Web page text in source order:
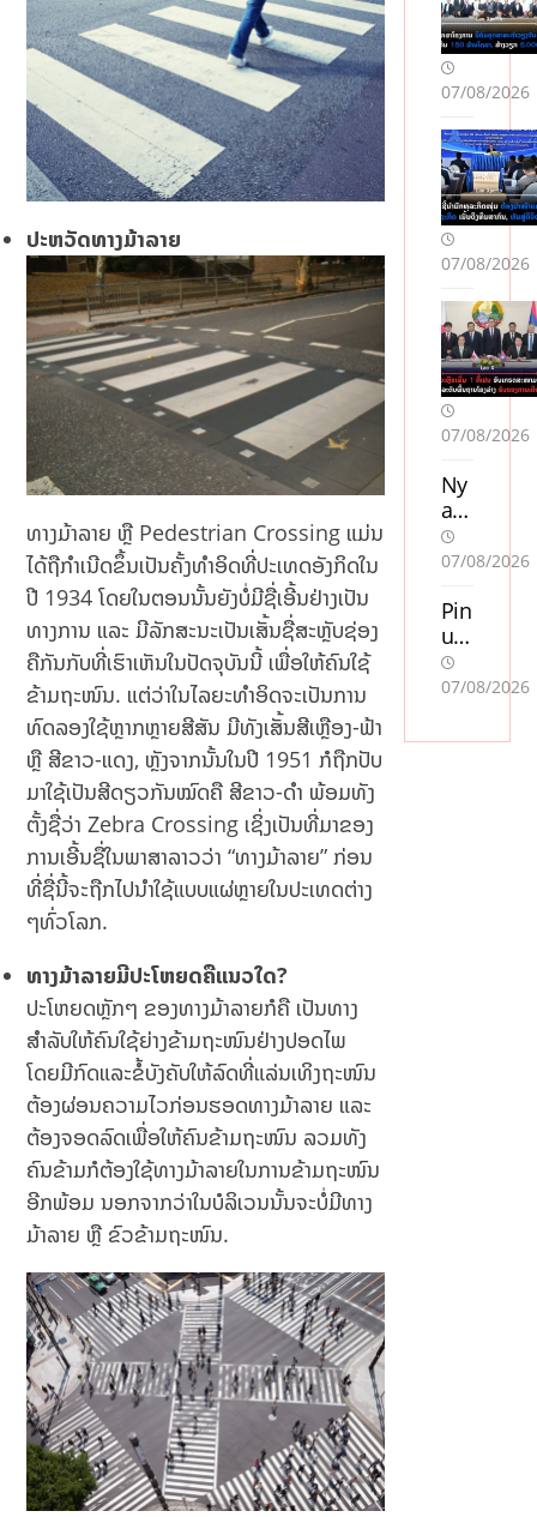
ປະຫວັດທາງມ້າລາຍ
ທາງມ້າລາຍ ຫຼື Pedestrian Crossing ແມ່ນ
ໄດ້ຖືກຳເນີດຂຶ້ນເປັນຄັ້ງທຳອິດທີ່ປະເທດອັງກິດໃນ
ປີ 1934 ໂດຍໃນຕອນນັ້ນຍັງບໍ່ມີຊື່ເອີ້ນຢ່າງເປັນ
ທາງການ ແລະ ມີລັກສະນະເປັນເສັ້ນຊື່ສະຫຼັບຊ່ອງ
ຄືກັນກັບທີ່ເຮົາເຫັນໃນປັດຈຸບັນນີ້ ເພື່ອໃຫ້ຄົນໃຊ້
ຂ້າມຖະໜົນ. ແຕ່ວ່າໃນໄລຍະທຳອິດຈະເປັນການ
ທົດລອງໃຊ້ຫຼາກຫຼາຍສີສັນ ມີທັງເສັ້ນສີເຫຼືອງ-ຟ້າ
ຫຼື ສີຂາວ-ແດງ, ຫຼັງຈາກນັ້ນໃນປີ 1951 ກໍຖືກປັບ
ມາໃຊ້ເປັນສີດຽວກັນໝົດຄື ສີຂາວ-ດຳ ພ້ອມທັງ
ຕັ້ງຊື່ວ່າ Zebra Crossing ເຊິ່ງເປັນທີ່ມາຂອງ
ການເອີ້ນຊື່ໃນພາສາລາວວ່າ “ທາງມ້າລາຍ” ກ່ອນ
ທີ່ຊື່ນີ້ຈະຖືກໄປນຳໃຊ້ແບບແຜ່ຫຼາຍໃນປະເທດຕ່າງ
ໆທົ່ວໂລກ.
ທາງມ້າລາຍມີປະໂຫຍດຄືແນວໃດ?
ປະໂຫຍດຫຼັກໆ ຂອງທາງມ້າລາຍກໍຄື ເປັນທາງ
ສຳລັບໃຫ້ຄົນໃຊ້ຍ່າງຂ້າມຖະໜົນຢ່າງປອດໄພ
ໂດຍມີກົດແລະຂໍ້ບັງຄັບໃຫ້ລົດທີ່ແລ່ນເທິງຖະໜົນ
ຕ້ອງຜ່ອນຄວາມໄວກ່ອນຮອດທາງມ້າລາຍ ແລະ
ຕ້ອງຈອດລົດເພື່ອໃຫ້ຄົນຂ້າມຖະໜົນ ລວມທັງ
ຄົນຂ້າມກໍຕ້ອງໃຊ້ທາງມ້າລາຍໃນການຂ້າມຖະໜົນ
ອີກພ້ອມ ນອກຈາກວ່າໃນບໍລິເວນນັ້ນຈະບໍ່ມີທາງ
ມ້າລາຍ ຫຼື ຂົວຂ້າມຖະໜົນ.
07/08/2026
07/08/2026
07/08/2026
Ny
a
cas
ino
n
sve
ns
k
en
07/08/2026
Pin
up
Ca
sin
Oy
07/08/2026